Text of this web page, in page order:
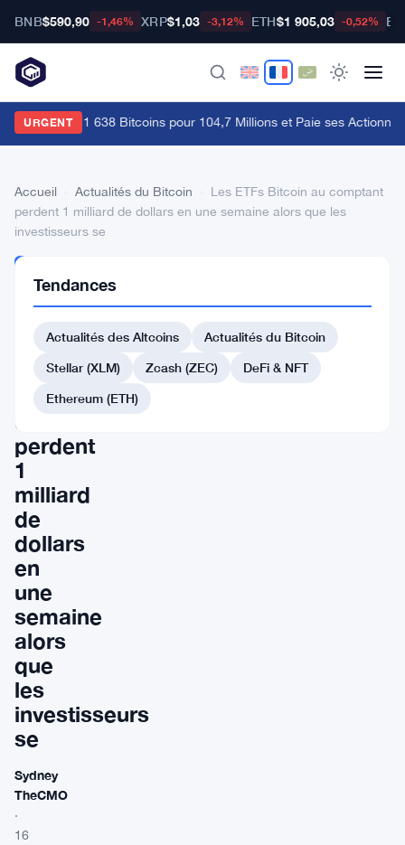
BNB$590,90 -1,46% XRP$1,03 -3,12% ETH$1 905,03 -0,52%
URGENT
Vend 1 638 Bitcoins pour 104,7 Millions et Paie ses
Accueil Actualités du Bitcoin
Les ETFs Bitcoin au comptant
perdent 1 milliard de dollars en une semaine alors que les
investisseurs se
DU BITCOIN
ETFs
Bitcoin
comptant
perdent
1
milliard
de
dollars
en
une
semaine
alors
que
les
investisseurs
se
Sydney
TheCMO
·
16
Tendances
Actualités des Altcoins
Actualités du Bitcoin
Stellar (XLM)
Zcash (ZEC)
DeFi & NFT
Ethereum (ETH)